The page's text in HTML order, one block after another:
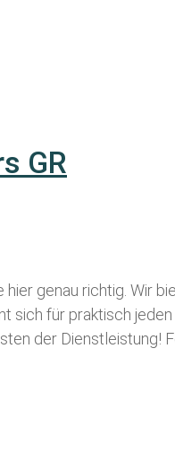
GR
hier genau richtig. Wir
sich für praktisch
der Dienstleistung!